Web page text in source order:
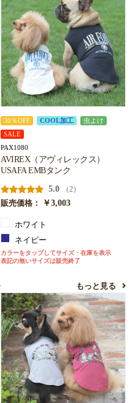
30％OFF COOL加工
虫よけ
SALE
PAX1080
AVIREX（アヴィレックス）
USAFA EMBタンク
5.0
（2）
販売価格：
￥3,003
ホワイト
ネイビー
カラーをタップしてサイズ・在庫を表示
表記の無いサイズは販売終了
もっと見る